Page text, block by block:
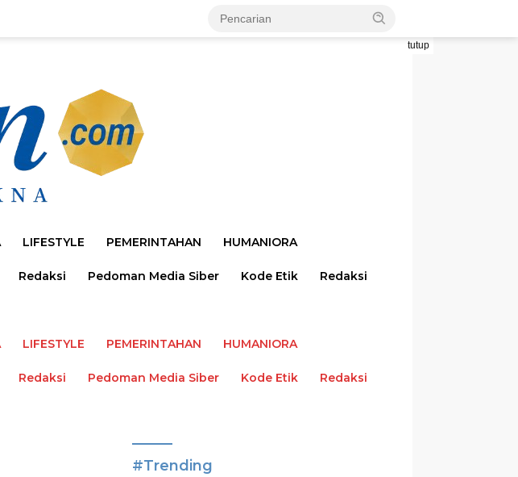
tutup
LIFESTYLE PEMERINTAHAN HUMANIORA
Redaksi Pedoman Media Siber Kode Etik Redaksi
LIFESTYLE PEMERINTAHAN HUMANIORA
Redaksi Pedoman Media Siber Kode Etik Redaksi
#Trending